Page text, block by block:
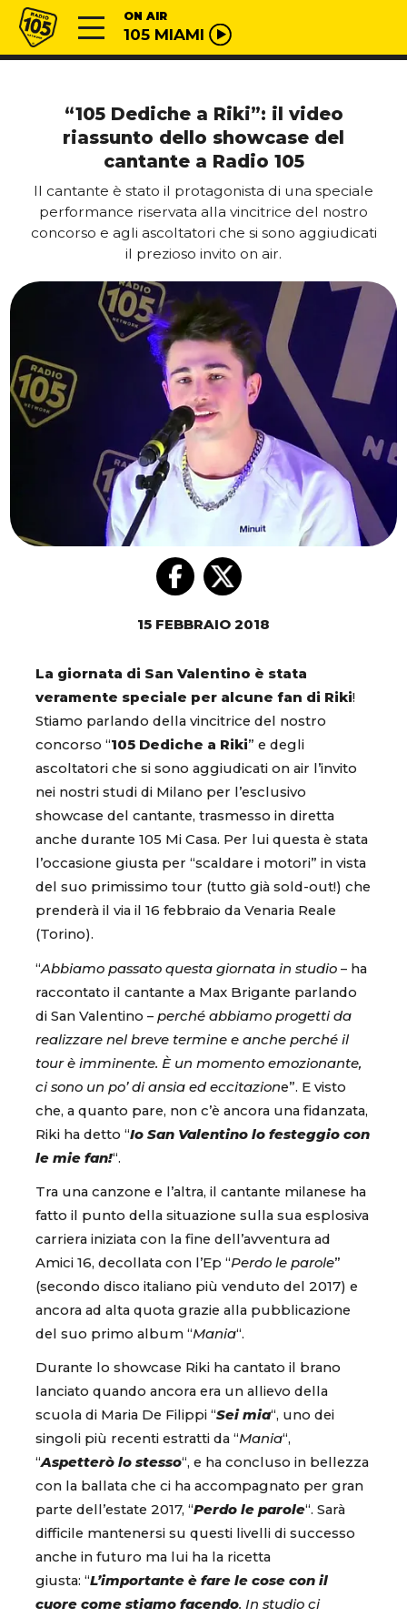
Vai al contenuto
Radio 105 ON AIR
105 MIAMI
“105 Dediche a Riki”: il video
riassunto dello showcase del
cantante a Radio 105
Il cantante è stato il protagonista di una speciale
performance riservata alla vincitrice del nostro
concorso e agli ascoltatori che si sono aggiudicati
il prezioso invito on air.
15 FEBBRAIO 2018
La giornata di San Valentino è stata
veramente speciale per alcune fan di Riki!
Stiamo parlando della vincitrice del nostro
concorso “105 Dediche a Riki” e degli
ascoltatori che si sono aggiudicati on air l’invito
nei nostri studi di Milano per l’esclusivo
showcase del cantante, trasmesso in diretta
anche durante 105 Mi Casa. Per lui questa è stata
l’occasione giusta per “scaldare i motori” in vista
del suo primissimo tour (tutto già sold-out!) che
prenderà il via il 16 febbraio da Venaria Reale
(Torino).
“Abbiamo passato questa giornata in studio – ha
raccontato il cantante a Max Brigante parlando
di San Valentino – perché abbiamo progetti da
realizzare nel breve termine e anche perché il
tour è imminente. È un momento emozionante,
ci sono un po’ di ansia ed eccitazione”. E visto
che, a quanto pare, non c’è ancora una fidanzata,
Riki ha detto “Io San Valentino lo festeggio con
le mie fan!“.
Tra una canzone e l’altra, il cantante milanese ha
fatto il punto della situazione sulla sua esplosiva
carriera iniziata con la fine dell’avventura ad
Amici 16, decollata con l’Ep “Perdo le parole”
(secondo disco italiano più venduto del 2017) e
ancora ad alta quota grazie alla pubblicazione
del suo primo album “Mania“.
Durante lo showcase Riki ha cantato il brano
lanciato quando ancora era un allievo della
scuola di Maria De Filippi “Sei mia“, uno dei
singoli più recenti estratti da “Mania“,
“Aspetterò lo stesso“, e ha concluso in bellezza
con la ballata che ci ha accompagnato per gran
parte dell’estate 2017, “Perdo le parole“. Sarà
difficile mantenersi su questi livelli di successo
anche in futuro ma lui ha la ricetta
giusta: “L’importante è fare le cose con il
cuore come stiamo facendo. In studio ci